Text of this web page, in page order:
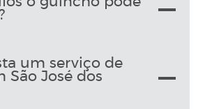
um serviço de
São José dos